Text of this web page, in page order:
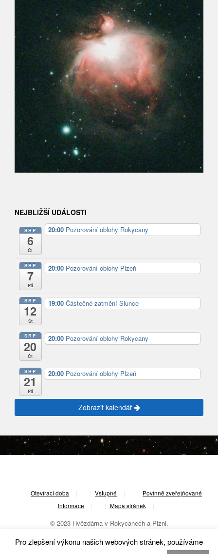
NEJBLIŽŠÍ UDÁLOSTI
SRP
6
Čt
20:00 Pozorování oblohy Rokycany
SRP
7
Pá
20:00 Pozorování oblohy Plzeň
SRP
12
St
19:00 Částečné zatmění Slunce
SRP
20
Čt
20:00 Pozorování oblohy Rokycany
SRP
21
Pá
20:00 Pozorování oblohy Plzeň
Zobrazit kalendář
Otevírací doba Vstupné
Povinně zveřejňované
informace
Mapa stránek
© 2023 Hvězdárna v Rokycanech a Plzni.
Pro zlepšení výkonu našich webových stránek, používáme